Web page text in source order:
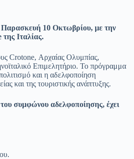
Παρασκευή 10 Οκτωβρίου, με την
Ιταλίας.
Crotone, Αρχαίας Ολυμπίας,
Επιμελητήριο. Το πρόγραμμα
και η αδελφοποίηση
και της τουριστικής ανάπτυξης.
συμφώνου αδελφοποίησης, έχει